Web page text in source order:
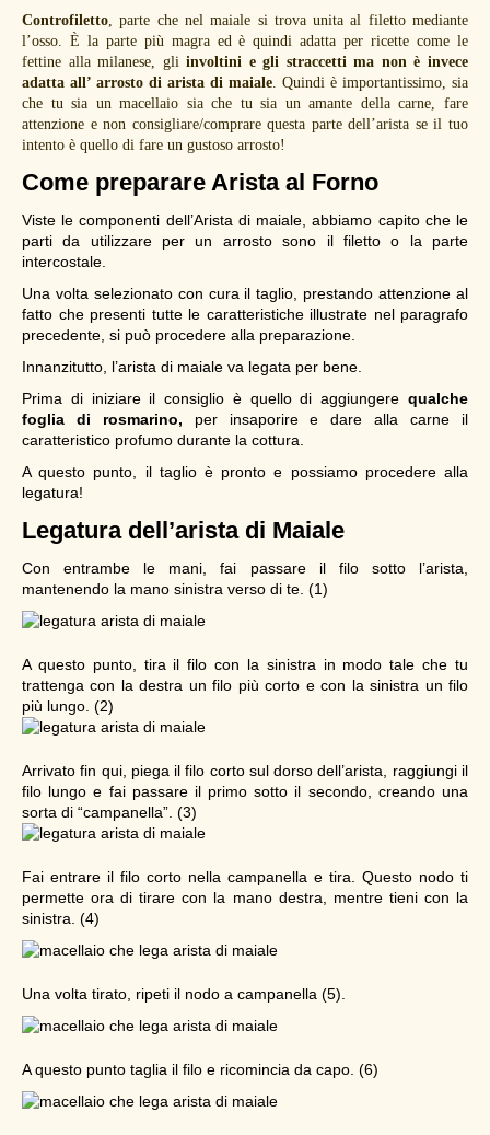
Controfiletto, parte che nel maiale si trova unita al filetto mediante
l’osso. È la parte più magra ed è quindi adatta per ricette come le
fettine alla milanese, gliinvoltini e gli straccetti ma non è invece
adatta all’ arrosto di arista di maiale. Quindi è importantissimo, sia
che tu sia un macellaio sia che tu sia un amante della carne, fare
attenzione e non consigliare/comprare questa parte dell’arista se il tuo
intento è quello di fare un gustoso arrosto!
Come preparare Arista al Forno
Viste le componenti dell’Arista di maiale, abbiamo capito che le
parti da utilizzare per un arrosto sono il filetto o la parte
intercostale.
Una volta selezionato con cura il taglio, prestando attenzione al
fatto che presenti tutte le caratteristiche illustrate nel paragrafo
precedente, si può procedere alla preparazione.
Innanzitutto, l’arista di maiale va legata per bene.
Prima di iniziare il consiglio è quello di aggiungere qualche
foglia di rosmarino, per insaporire e dare alla carne il
caratteristico profumo durante la cottura.
A questo punto, il taglio è pronto e possiamo procedere alla
legatura!
Legatura dell’arista di Maiale
Con entrambe le mani, fai passare il filo sotto l’arista,
mantenendo la mano sinistra verso di te. (1)
A questo punto, tira il filo con la sinistra in modo tale che tu
trattenga con la destra un filo più corto e con la sinistra un filo
più lungo. (2)
Arrivato fin qui, piega il filo corto sul dorso dell’arista, raggiungi il
filo lungo e fai passare il primo sotto il secondo, creando una
sorta di “campanella”. (3)
Fai entrare il filo corto nella campanella e tira. Questo nodo ti
permette ora di tirare con la mano destra, mentre tieni con la
sinistra. (4)
Una volta tirato, ripeti il nodo a campanella (5).
A questo punto taglia il filo e ricomincia da capo. (6)